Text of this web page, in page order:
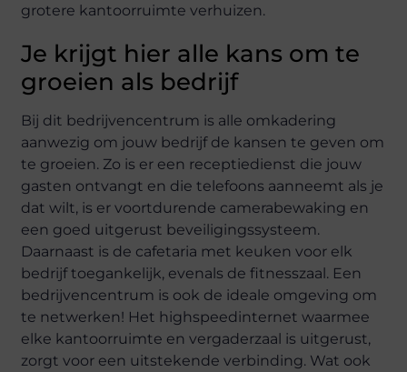
grotere kantoorruimte verhuizen.
Je krijgt hier alle kans om te
groeien als bedrijf
Bij dit bedrijvencentrum is alle omkadering
aanwezig om jouw bedrijf de kansen te geven om
te groeien. Zo is er een receptiedienst die jouw
gasten ontvangt en die telefoons aanneemt als je
dat wilt, is er voortdurende camerabewaking en
een goed uitgerust beveiligingssysteem.
Daarnaast is de cafetaria met keuken voor elk
bedrijf toegankelijk, evenals de fitnesszaal. Een
bedrijvencentrum is ook de ideale omgeving om
te netwerken! Het highspeedinternet waarmee
elke kantoorruimte en vergaderzaal is uitgerust,
zorgt voor een uitstekende verbinding. Wat ook